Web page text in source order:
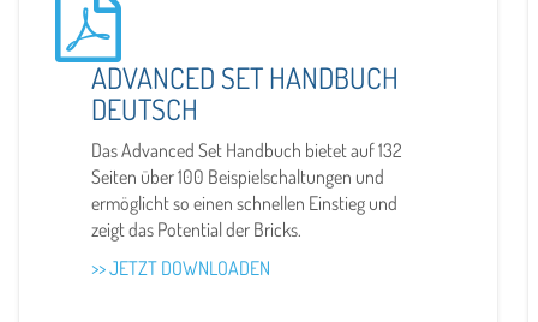
ADVANCED SET HANDBUCH
DEUTSCH
Das Advanced Set Handbuch bietet auf 132
Seiten über 100 Beispielschaltungen und
ermöglicht so einen schnellen Einstieg und
zeigt das Potential der Bricks.
>> JETZT DOWNLOADEN